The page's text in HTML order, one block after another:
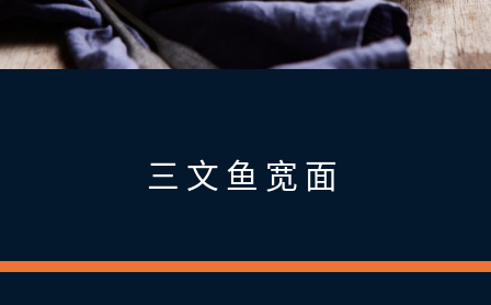
三文鱼宽面